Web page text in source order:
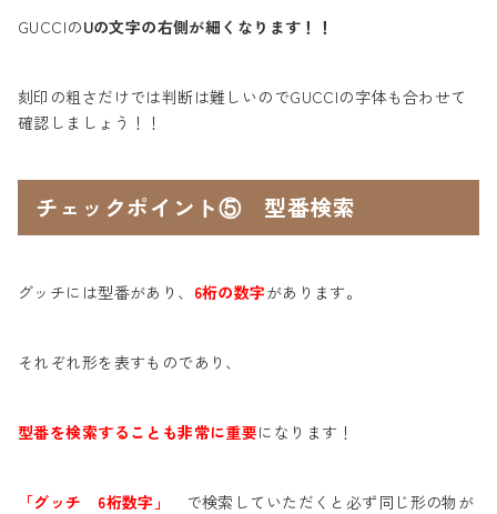
GUCCIのUの文字の右側が細くなります！！
刻印の粗さだけでは判断は難しいのでGUCCIの字体も合わせて
確認しましょう！！
チェックポイント⑤ 型番検索
グッチには型番があり、 6桁の数字があります。
それぞれ形を表すものであり、
型番を検索することも非常に重要になります！
「グッチ 6桁数字」
で検索していただくと必ず同じ形の物が